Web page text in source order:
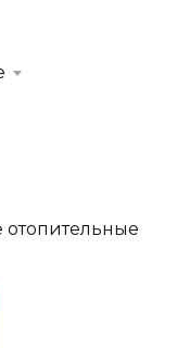
отопительные